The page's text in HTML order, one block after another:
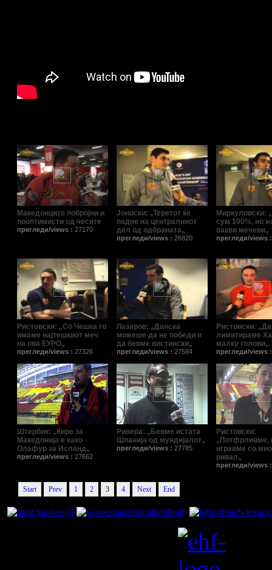
Македонците побројни и
пооптимисти од чесите
прегледи/views : 27170
Јоноски: „Теретот ќе
падне на централниот
дел од одбраната„
прегледи/views : 26820
Миркуловски:
сум 100%, но
вакви мечеви„
прегледи/views
Ристовски: „Со Чешка го
имаме најтешкиот меч
на ова ЕУРО„
прегледи/views : 27326
Лазаров: „Данска
можеше да не победи и
да бевме вистински„
прегледи/views : 27584
Ристовски: „Да
лимитираме
малку голови„
прегледи/views
Штербик: „Кире за
Македонија е како
Олафур за Исланд„
прегледи/views : 27662
Ривера: „Бевме истата
Шпанија од мундијалот„
прегледи/views : 27785
Ристовски:
„Потфрливме,
игравме со
ривал„
прегледи/views
Start Prev 1 2 3 4 Next End